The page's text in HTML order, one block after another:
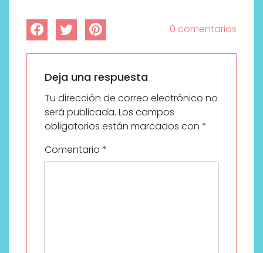
0 comentarios
Deja una respuesta
Tu dirección de correo electrónico no
será publicada. Los campos
obligatorios están marcados con *
Comentario *